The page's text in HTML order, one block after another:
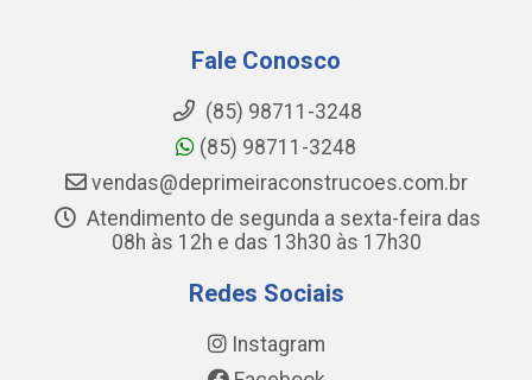
Fale Conosco
(85) 98711-3248
(85) 98711-3248
vendas@deprimeiraconstrucoes.com.br
Atendimento de segunda a sexta-feira das
08h às 12h e das 13h30 às 17h30
Redes Sociais
Instagram